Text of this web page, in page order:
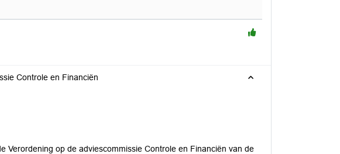
Controle en Financiën
Verordening op de adviescommissie Controle en Financiën van de